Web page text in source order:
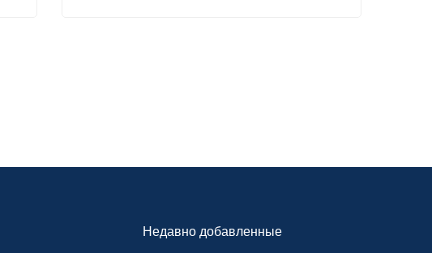
Недавно добавленные